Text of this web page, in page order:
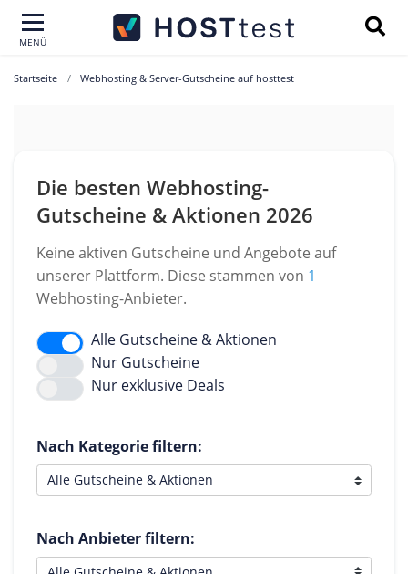
MENÜ
Startseite Webhosting & Server-Gutscheine auf hosttest
Die besten Webhosting-
Gutscheine & Aktionen 2026
Keine aktiven Gutscheine und Angebote auf
unserer Plattform. Diese stammen von 1
Webhosting-Anbieter.
Alle Gutscheine & Aktionen
Nur Gutscheine
Nur exklusive Deals
Nach Kategorie filtern:
Nach Anbieter filtern: